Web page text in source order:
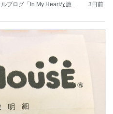
ブログ「In My Heartな旅日
3日前